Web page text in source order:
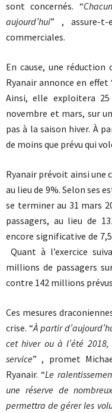
sont concernés. “
aujourd’hui” , assure-
commerciales.
En cause, une
Ryanair annonce en effet
Ainsi, elle exploitera
novembre et mars, sur
pas à la saison hiver. À
de moins que prévu qui
Ryanair prévoit ainsi une
au lieu de 9%. Selon ses
se terminer au 31 mars
passagers, au lieu de
encore significative de
Quant à l’exercice
millions de passagers
contre 142 millions
Ces mesures
crise. “À partir
cet hiver ou à l’été
service” , promet
Ryanair. “Le
une réserve de
permettra de gérer les